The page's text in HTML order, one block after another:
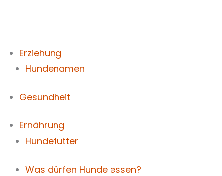
Erziehung
Hundenamen
Gesundheit
Ernährung
Hundefutter
Was dürfen Hunde essen?